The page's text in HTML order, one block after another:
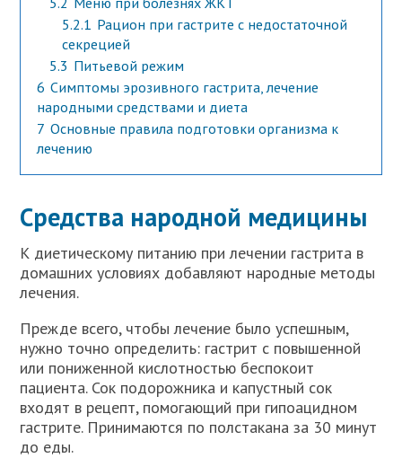
5.2.1 Рацион при гастрите с недостаточной
секрецией
5.3 Питьевой режим
6 Симптомы эрозивного гастрита, лечение
народными средствами и диета
7 Основные правила подготовки организма к
лечению
Средства народной медицины
К диетическому питанию при лечении гастрита в
домашних условиях добавляют народные методы
лечения.
Прежде всего, чтобы лечение было успешным,
нужно точно определить: гастрит с повышенной
или пониженной кислотностью беспокоит
пациента. Сок подорожника и капустный сок
входят в рецепт, помогающий при гипоацидном
гастрите. Принимаются по полстакана за 30 минут
до еды.